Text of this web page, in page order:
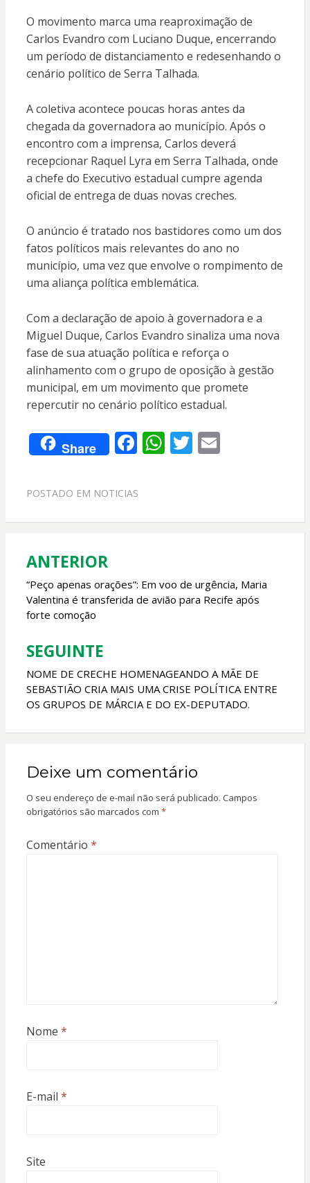
O movimento marca uma reaproximação de
Carlos Evandro com Luciano Duque, encerrando
um período de distanciamento e redesenhando o
cenário político de Serra Talhada.
A coletiva acontece poucas horas antes da
chegada da governadora ao município. Após o
encontro com a imprensa, Carlos deverá
recepcionar Raquel Lyra em Serra Talhada, onde
a chefe do Executivo estadual cumpre agenda
oficial de entrega de duas novas creches.
O anúncio é tratado nos bastidores como um dos
fatos políticos mais relevantes do ano no
município, uma vez que envolve o rompimento de
uma aliança política emblemática.
Com a declaração de apoio à governadora e a
Miguel Duque, Carlos Evandro sinaliza uma nova
fase de sua atuação política e reforça o
alinhamento com o grupo de oposição à gestão
municipal, em um movimento que promete
repercutir no cenário político estadual.
Share F
e
o
k
W
A
p
T E
POSTADO EM NOTICIAS
Navegação
de
Post
ANTERIOR
“Peço apenas orações”: Em voo de urgência, Maria
Valentina é transferida de avião para Recife após
forte comoção
SEGUINTE
NOME DE CRECHE HOMENAGEANDO A MÃE DE
SEBASTIÃO CRIA MAIS UMA CRISE POLÍTICA ENTRE
OS GRUPOS DE MÁRCIA E DO EX-DEPUTADO.
Deixe um comentário
O seu endereço de e-mail não será publicado. Campos
obrigatórios são marcados com *
Comentário *
Nome *
E-mail *
Site